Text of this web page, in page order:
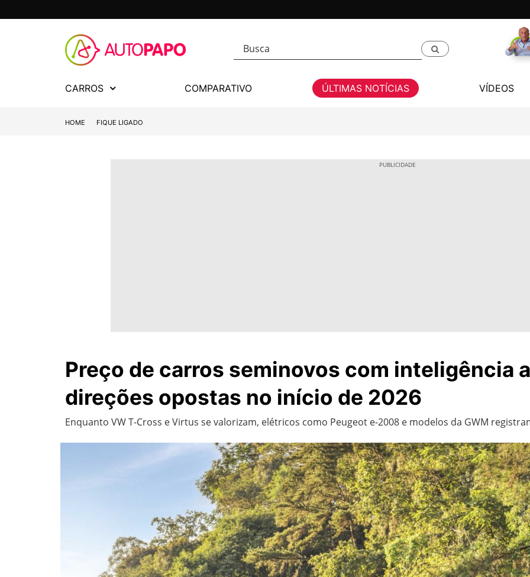
CARROS COMPARATIVO ÚLTIMAS NOTÍCIAS VÍDEOS
HOME FIQUE LIGADO
Preço de carros seminovos com inteligência
direções opostas no início de 2026
Enquanto VW T-Cross e Virtus se valorizam, elétricos como Peugeot e-2008 e modelos da GWM